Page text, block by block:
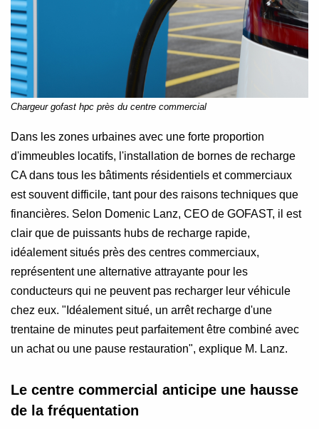
Chargeur gofast hpc près du centre commercial
Dans les zones urbaines avec une forte proportion
d'immeubles locatifs, l'installation de bornes de recharge
CA dans tous les bâtiments résidentiels et commerciaux
est souvent difficile, tant pour des raisons techniques que
financières. Selon Domenic Lanz, CEO de GOFAST, il est
clair que de puissants hubs de recharge rapide,
idéalement situés près des centres commerciaux,
représentent une alternative attrayante pour les
conducteurs qui ne peuvent pas recharger leur véhicule
chez eux. "Idéalement situé, un arrêt recharge d'une
trentaine de minutes peut parfaitement être combiné avec
un achat ou une pause restauration", explique M. Lanz.
Le centre commercial anticipe une hausse
de la fréquentation